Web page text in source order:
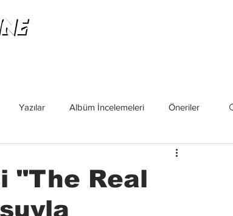
Yazılar Albüm İncelemeleri Öneriler
"The Real